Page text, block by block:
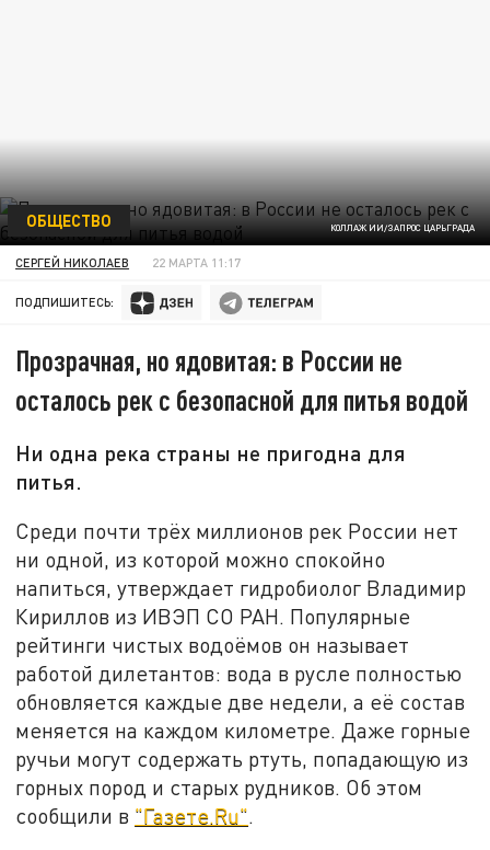
КОЛЛАЖ ИИ/ЗАПРОС ЦАРЬГРАДА
ОБЩЕСТВО
СЕРГЕЙ НИКОЛАЕВ 22 МАРТА 11:17
ПОДПИШИТЕСЬ:
Прозрачная, но ядовитая: в России не
осталось рек с безопасной для питья водой
Ни одна река страны не пригодна для
питья.
Среди почти трёх миллионов рек России нет
ни одной, из которой можно спокойно
напиться, утверждает гидробиолог Владимир
Кириллов из ИВЭП СО РАН. Популярные
рейтинги чистых водоёмов он называет
работой дилетантов: вода в русле полностью
обновляется каждые две недели, а её состав
меняется на каждом километре. Даже горные
ручьи могут содержать ртуть, попадающую из
горных пород и старых рудников. Об этом
сообщили в "Газете.Ru".